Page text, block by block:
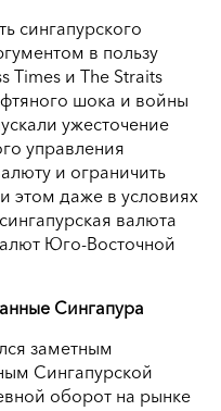
сингапурского
в пользу
Times и The Straits
шока и войны
ужесточение
управления
и ограничить
этом даже в условиях
валюта
Юго-Восточной
Сингапура
заметным
Сингапурской
оборот на рынке